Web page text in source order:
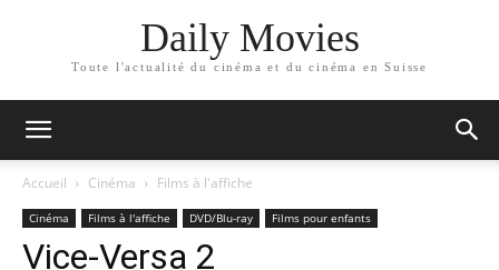
Daily Movies
Toute l'actualité du cinéma et du cinéma en Suisse
Accueil Cinéma Films à l'affiche
Cinéma Films à l'affiche DVD/Blu-ray Films pour enfants
Vice-Versa 2